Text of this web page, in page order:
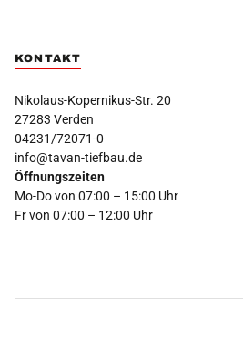
KONTAKT
Nikolaus-Kopernikus-Str. 20
27283 Verden
04231/72071-0
info@tavan-tiefbau.de
Öffnungszeiten
Mo-Do von 07:00 – 15:00 Uhr
Fr von 07:00 – 12:00 Uhr